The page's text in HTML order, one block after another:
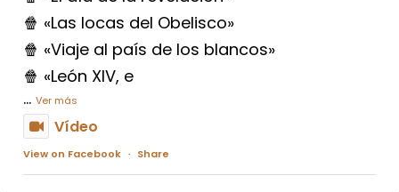
🍿 «Las locas del Obelisco»
🍿 «Viaje al país de los blancos»
🍿 «León XIV, e
... Ver más
Vídeo
View on Facebook · Share